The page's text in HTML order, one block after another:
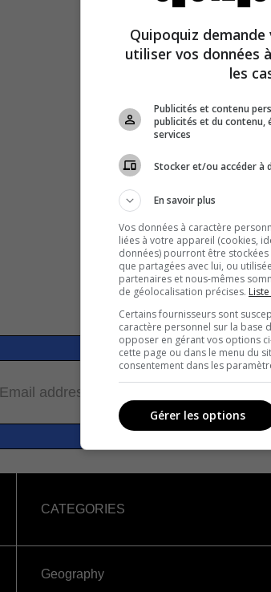
Email address
CATEGORIES
Geography
Quipoquiz
utiliser vos données
les
Publicités et contenu
publicités et du contenu,
services
Stocker et/ou accéder à
En savoir plus
Vos données à caractère
liées à votre appareil (cookies,
données) pourront être
que partagées avec lui, ou
partenaires et nous-mêmes
de géolocalisation précises.
Certains fournisseurs sont
caractère personnel sur la base
opposer en gérant vos options
cette page ou dans le menu du
consentement dans les
Gérer les options